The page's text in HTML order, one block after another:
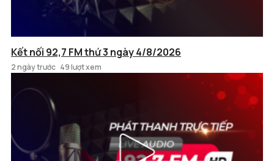
Kết nối 92,7 FM thứ 3 ngày 4/8/2026
2 ngày trước 49 lượt xem